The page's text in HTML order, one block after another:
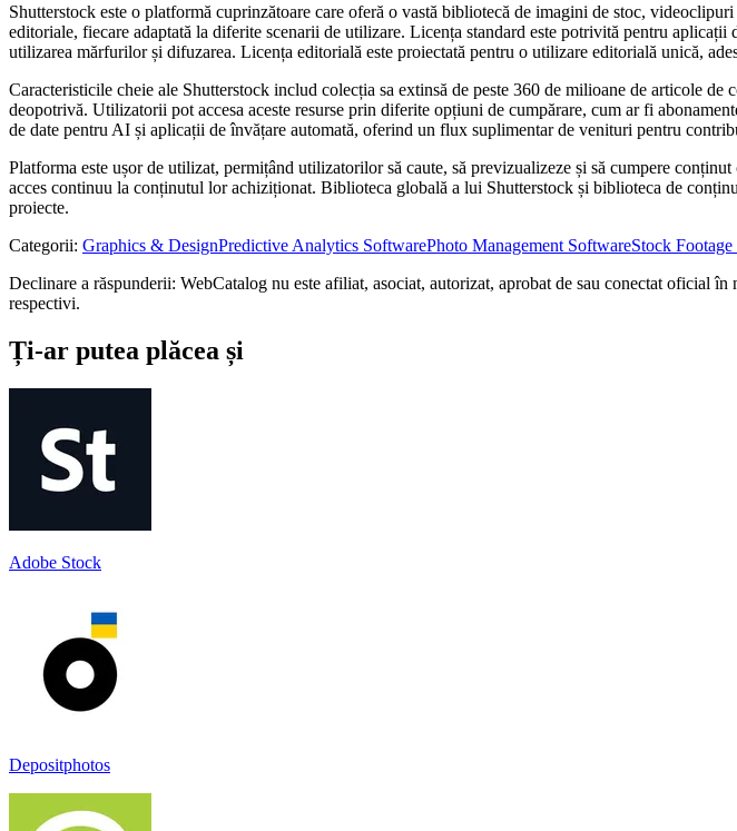
Shutterstock este o platformă cuprinzătoare care oferă o vastă bibliotecă de imagini de stoc,
editoriale, fiecare adaptată la diferite scenarii de utilizare. Licența standard este potrivită pentru
utilizarea mărfurilor și difuzarea. Licența editorială este proiectată pentru o utilizare editorială unică,
Caracteristicile cheie ale Shutterstock includ colecția sa extinsă de peste 360 ​​de milioane de articole
deopotrivă. Utilizatorii pot accesa aceste resurse prin diferite opțiuni de cumpărare, cum ar fi
de date pentru AI și aplicații de învățare automată, oferind un flux suplimentar de venituri pentru
Platforma este ușor de utilizat, permițând utilizatorilor să caute, să previzualizeze și să cumpere
acces continuu la conținutul lor achiziționat. Biblioteca globală a lui Shutterstock și biblioteca de
proiecte.
Categorii: Graphics & DesignPredictive Analytics SoftwarePhoto Management SoftwareStock
Declinare a răspunderii: WebCatalog nu este afiliat, asociat, autorizat, aprobat de sau conectat oficial
respectivi.
Ți-ar putea plăcea și
Adobe Stock
Depositphotos